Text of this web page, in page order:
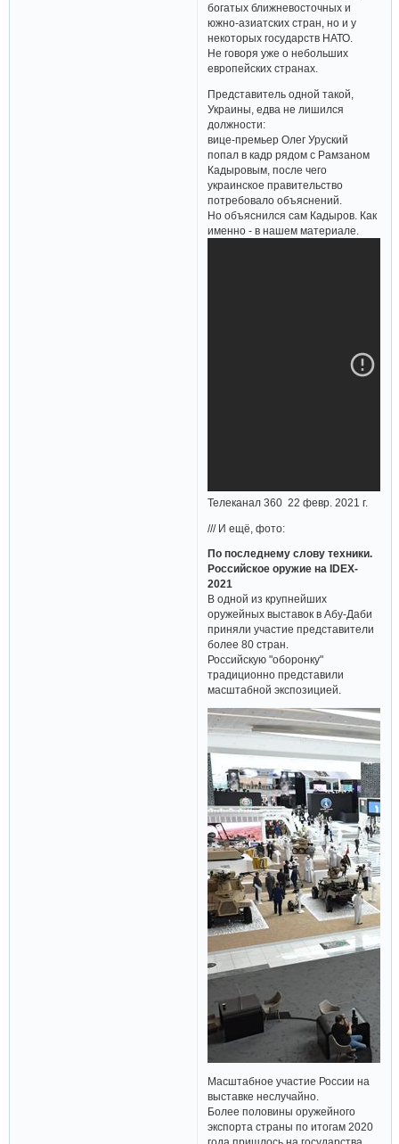
богатых ближневосточных и
южно-азиатских стран, но и у
некоторых государств НАТО.
Не говоря уже о небольших
европейских странах.
Представитель одной такой,
Украины, едва не лишился
должности:
вице-премьер Олег Уруский
попал в кадр рядом с Рамзаном
Кадыровым, после чего
украинское правительство
потребовало объяснений.
Но объяснился сам Кадыров. Как
именно - в нашем материале.
Телеканал 360 22 февр. 2021 г.
/// И ещё, фото:
По последнему слову техники.
Российское оружие на IDEX-
2021
В одной из крупнейших
оружейных выставок в Абу-Даби
приняли участие представители
более 80 стран.
Российскую "оборонку"
традиционно представили
масштабной экспозицией.
Масштабное участие России на
выставке неслучайно.
Более половины оружейного
экспорта страны по итогам 2020
года пришлось на государства